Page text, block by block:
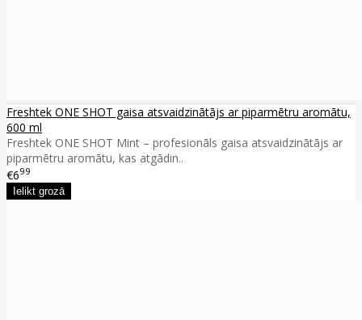
Freshtek ONE SHOT gaisa atsvaidzinātājs ar piparmētru aromātu,
600 ml
Freshtek ONE SHOT Mint – profesionāls gaisa atsvaidzinātājs ar
piparmētru aromātu, kas atgādin..
€699